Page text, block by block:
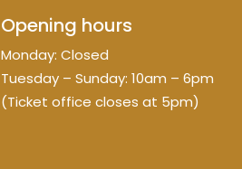
Opening hours
Monday: Closed
Tuesday – Sunday: 10am – 6pm
(Ticket office closes at 5pm)